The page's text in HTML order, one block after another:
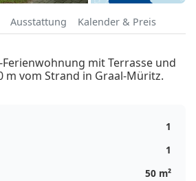
Ausstattung Kalender & Preis
mit Terrasse und
m vom Strand in Graal-Müritz.
1
1
50 m²